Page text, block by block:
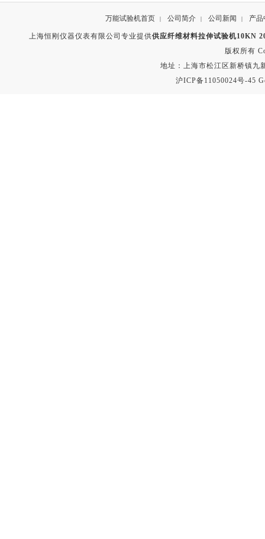
万能试验机首页 | 公司简介 | 公司新闻 | 产品
上海恒刚仪器仪表有限公司专业提供供应纤维材料拉伸试验机10KN
版权所有
地址：上海市松江区新桥镇九
沪ICP备11050024号-45